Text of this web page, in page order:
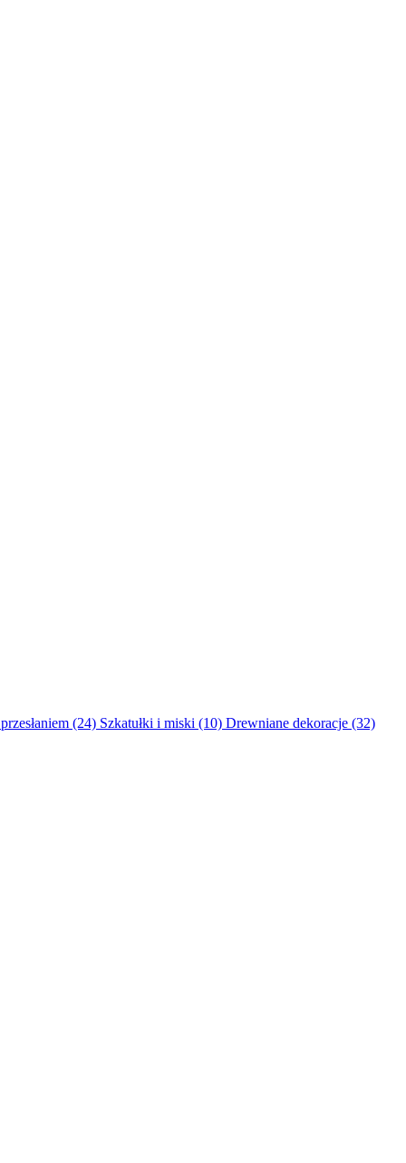
(24) Szkatułki i miski (10) Drewniane dekoracje (32)